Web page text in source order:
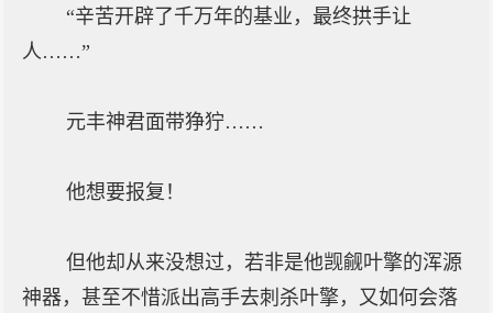
“辛苦开辟了千万年的基业，最终拱手让
人……”
元丰神君面带狰狞……
他想要报复！
但他却从来没想过，若非是他觊觎叶擎的浑源
神器，甚至不惜派出高手去刺杀叶擎，又如何会落